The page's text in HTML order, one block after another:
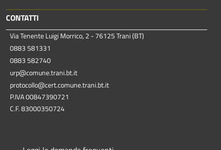
CONTATTI
Via Tenente Luigi Morrico, 2 - 76125 Trani (BT)
0883 581331
0883 582740
urp@comune.trani.bt.it
protocollo@cert.comune.trani.bt.it
P.IVA 00847390721
C.F. 83000350724